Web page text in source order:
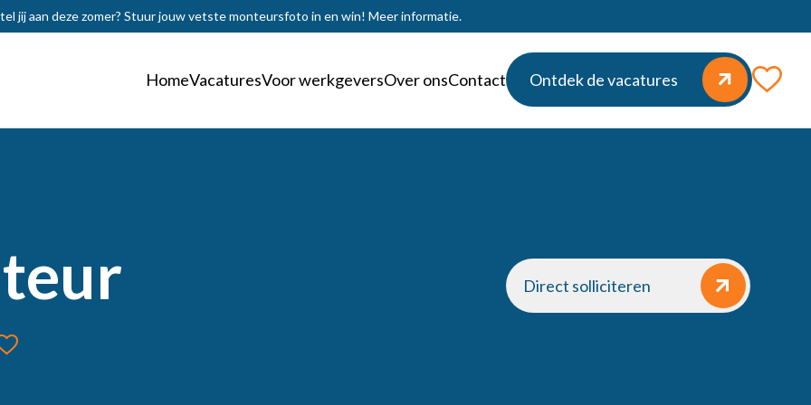
jij aan deze zomer? Stuur jouw vetste monteursfoto in en win! Meer informatie.
HomeVacaturesVoor werkgeversOver onsContact Ontdek de vacatures
Direct solliciteren